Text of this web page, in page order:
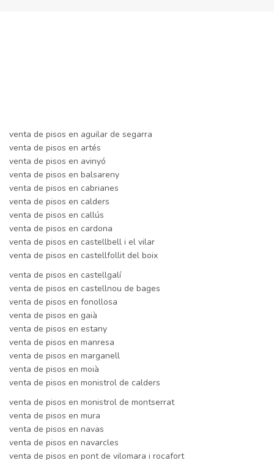
venta de pisos en aguilar de segarra
venta de pisos en artés
venta de pisos en avinyó
venta de pisos en balsareny
venta de pisos en cabrianes
venta de pisos en calders
venta de pisos en callús
venta de pisos en cardona
venta de pisos en castellbell i el vilar
venta de pisos en castellfollit del boix
venta de pisos en castellgalí
venta de pisos en castellnou de bages
venta de pisos en fonollosa
venta de pisos en gaià
venta de pisos en estany
venta de pisos en manresa
venta de pisos en marganell
venta de pisos en moià
venta de pisos en monistrol de calders
venta de pisos en monistrol de montserrat
venta de pisos en mura
venta de pisos en navas
venta de pisos en navarcles
venta de pisos en pont de vilomara i rocafort